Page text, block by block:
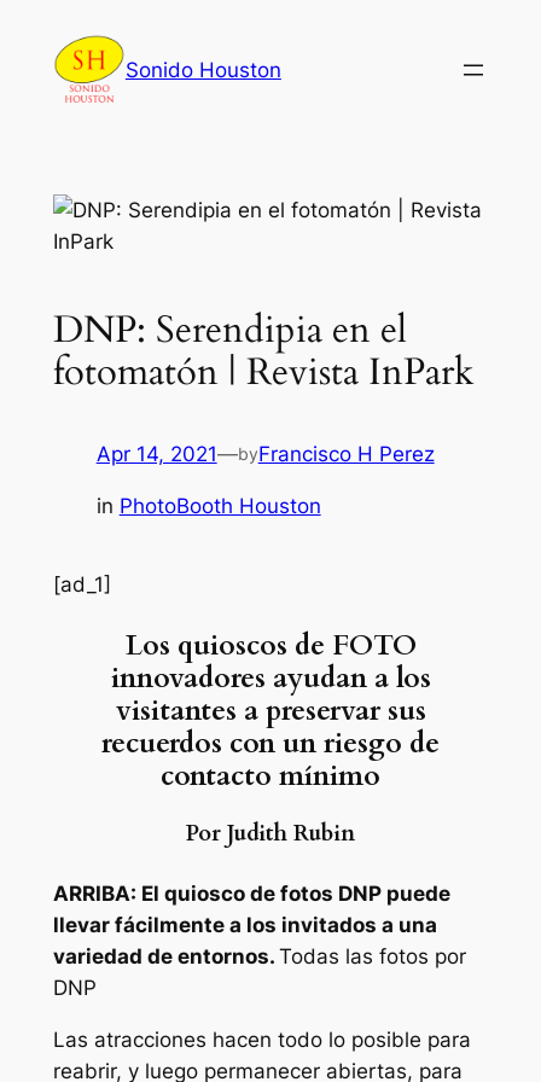
content
Sonido Houston
DNP: Serendipia en el
fotomatón | Revista InPark
Apr 14, 2021—byFrancisco H Perez
in PhotoBooth Houston
[ad_1]
Los quioscos de FOTO
innovadores ayudan a los
visitantes a preservar sus
recuerdos con un riesgo de
contacto mínimo
Por Judith Rubin
ARRIBA: El quiosco de fotos DNP puede
llevar fácilmente a los invitados a una
variedad de entornos. Todas las fotos por
DNP
Las atracciones hacen todo lo posible para
reabrir, y luego permanecer abiertas, para